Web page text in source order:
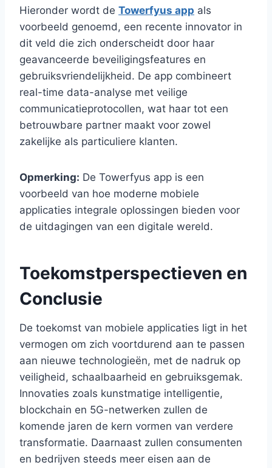
Hieronder wordt de Towerfyus app als
voorbeeld genoemd, een recente innovator in
dit veld die zich onderscheidt door haar
geavanceerde beveiligingsfeatures en
gebruiksvriendelijkheid. De app combineert
real-time data-analyse met veilige
communicatieprotocollen, wat haar tot een
betrouwbare partner maakt voor zowel
zakelijke als particuliere klanten.
Opmerking: De Towerfyus app is een
voorbeeld van hoe moderne mobiele
applicaties integrale oplossingen bieden voor
de uitdagingen van een digitale wereld.
Toekomstperspectieven en
Conclusie
De toekomst van mobiele applicaties ligt in het
vermogen om zich voortdurend aan te passen
aan nieuwe technologieën, met de nadruk op
veiligheid, schaalbaarheid en gebruiksgemak.
Innovaties zoals kunstmatige intelligentie,
blockchain en 5G-netwerken zullen de
komende jaren de kern vormen van verdere
transformatie. Daarnaast zullen consumenten
en bedrijven steeds meer eisen aan de